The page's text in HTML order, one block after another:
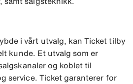
i vårt utvalg, kan Ticket tilby
kunde. Et utvalg som er
og koblet til
service. Ticket garanterer for